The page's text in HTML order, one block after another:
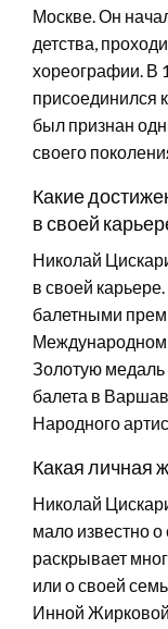
Москве. Он
детства,
хореографии. В
присоединился
был признан
своего
Какие
в своей
Николай
в своей
балетными
Международном
Золотую
балета в
Народного
Какая личная
Николай
мало известно
раскрывает
или о своей
Инной